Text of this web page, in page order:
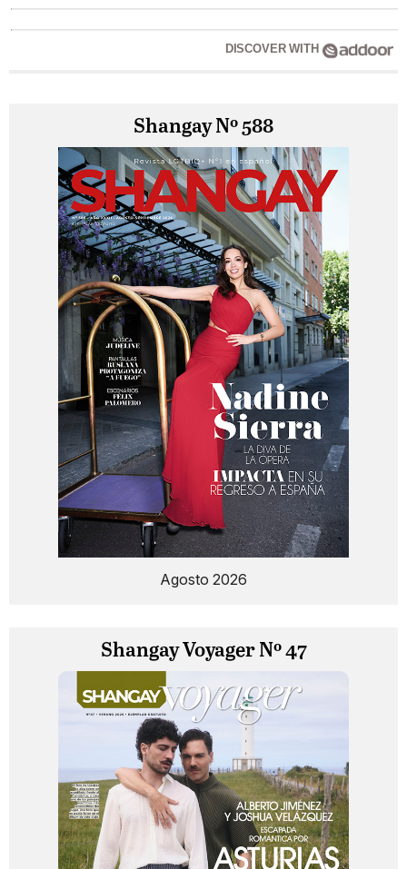
DISCOVER WITH
Shangay Nº 588
Agosto 2026
Shangay Voyager Nº 47